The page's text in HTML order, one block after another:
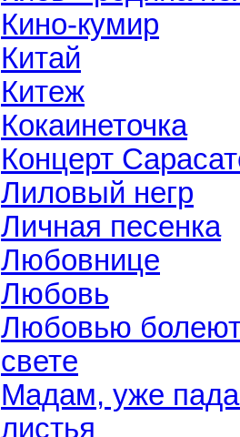
Кино-кумир
Китай
Китеж
Кокаинеточка
Концерт
Лиловый негр
Личная песенка
Любовнице
Любовь
Любовью
свете
Мадам, уже
листья